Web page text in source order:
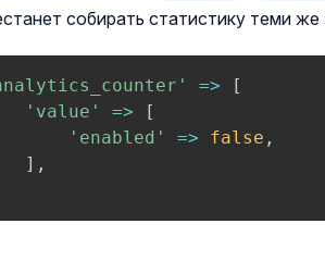
собирать статистику теми
=>
[
'value'
=>
[
'enabled'
=> false ,
] ,